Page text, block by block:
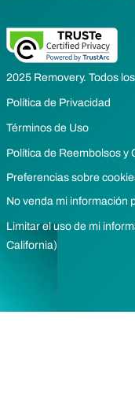
2025 Removery. Todos
Política de Privacidad
Términos de Uso
Política de Reembolsos y
Preferencias sobre
No venda mi información
Limitar el uso de mi
California)